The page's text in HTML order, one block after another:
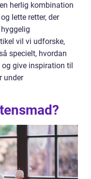
herlig kombination
lette retter, der
vil vi udforske,
specielt, hvordan
give inspiration til
under